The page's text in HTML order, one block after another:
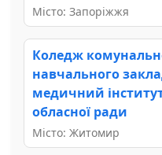
Місто: Запоріжжя
Коледж
навчального
медичний
обласної ради
Місто: Житомир